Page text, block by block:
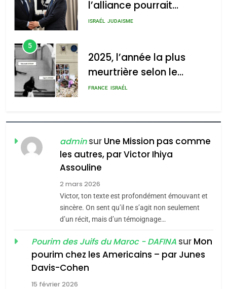
2025, l’année la plus
meurtrière selon le rapport
l’antisémitisme
admin 0
l’alliance pourrait
s’étendre à 13 pays
ISRAÉL JUDAISME
5
2025, l’année la plus
meurtrière selon le
rapport d’ADL contre
FRANCE ISRAÉL
FIÈRE, DIGNE ET RÉSILIENTE :
POURQUOI JE REVENDIQUE
MA JUDAÏTE par Thérèse
Zrihen-Dvir
ISRAÉL JUDAISME
CE QUI NOUS MANQUE –
Jacques Hadida
JUDAISME
Maroc : Les amandes de
Tafraout, le miel de Tadla
adminsur Une Mission pas comme
les autres, par Victor Ihiya
Assouline
2 mars 2026
Victor, ton texte est profondément émouvant et
sincère. On sent qu’il ne s’agit non seulement
d’un récit, mais d’un témoignage…
Pourim des Juifs du Maroc - DAFINA sur Mon
pourim chez les Americains – par Junes
Davis-Cohen
15 février 2026